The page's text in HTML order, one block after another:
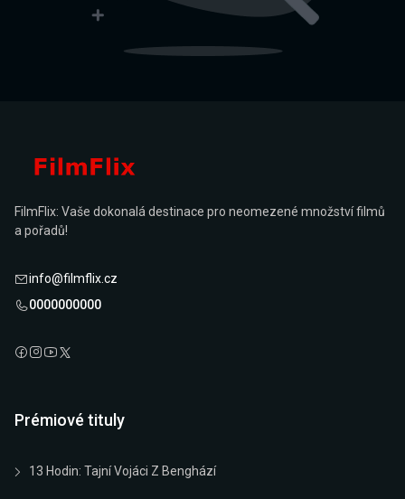
FilmFlix: Vaše dokonalá destinace pro neomezené množství filmů
a pořadů!
info@filmflix.cz
0000000000
Prémiové tituly
13 Hodin: Tajní Vojáci Z Benghází